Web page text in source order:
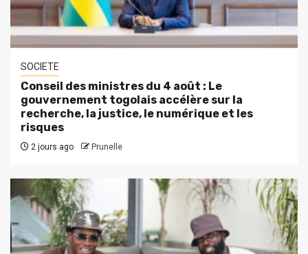
SOCIETE
Conseil des ministres du 4 août : Le
gouvernement togolais accélère sur la
recherche, la justice, le numérique et les
risques
2 jours ago Prunelle